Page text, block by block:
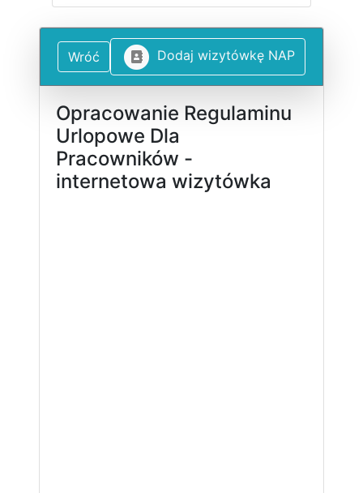
Wróć Dodaj wizytówkę NAP
Opracowanie Regulaminu
Urlopowe Dla
Pracowników -
internetowa wizytówka